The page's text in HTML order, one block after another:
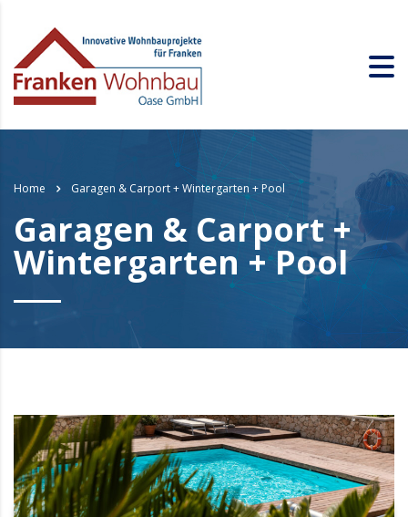
Home Garagen & Carport + Wintergarten + Pool
Garagen & Carport +
Wintergarten + Pool